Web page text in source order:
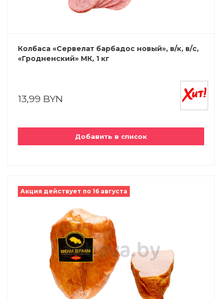
Колбаса «Сервелат барбадос новый», в/к, в/с,
«Гродненский» МК, 1 кг
13,99 BYN
Добавить в список
Акция действует по 16 августа